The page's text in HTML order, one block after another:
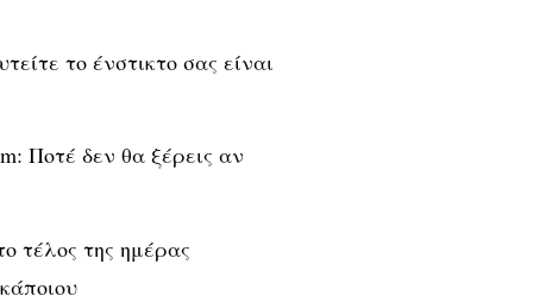
το ένστικτο σας είναι
Ποτέ δεν θα ξέρεις αν
τέλος της ημέρας